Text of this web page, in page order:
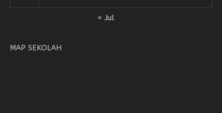
« Jul
MAP SEKOLAH